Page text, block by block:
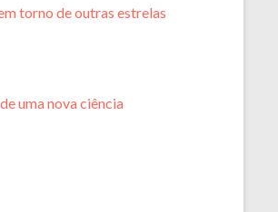
torno de outras estrelas
uma nova ciência